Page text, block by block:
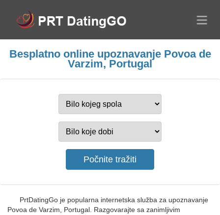
Besplatno online upoznavanje Povoa de
Varzim, Portugal
PrtDatingGo je popularna internetska služba za upoznavanje
Povoa de Varzim, Portugal. Razgovarajte sa zanimljivim